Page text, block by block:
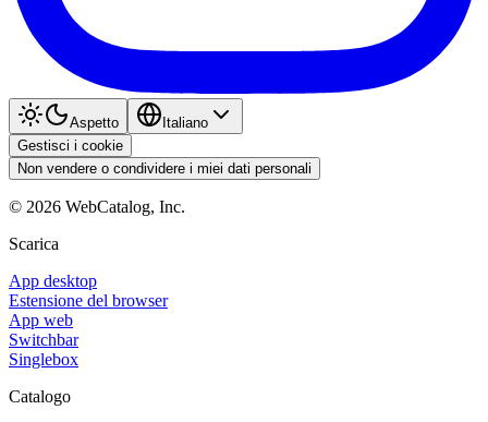
Aspetto
Italiano
Gestisci i cookie
Non vendere o condividere i miei dati personali
© 2026 WebCatalog, Inc.
Scarica
App desktop
Estensione del browser
App web
Switchbar
Singlebox
Catalogo